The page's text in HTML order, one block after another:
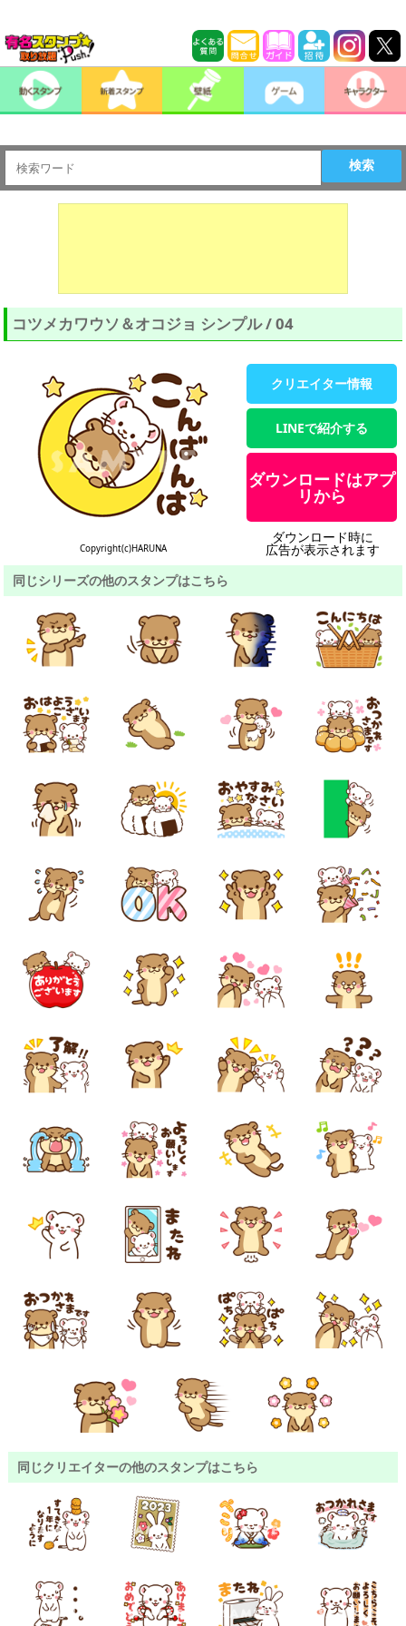
検索
コツメカワウソ＆オコジョ シンプル / 04
Copyright(c)HARUNA
クリエイター情報
LINEで紹介する
ダウンロードはアプ
リから
ダウンロード時に
広告が表示されます
同じシリーズの他のスタンプはこちら
同じクリエイターの他のスタンプはこちら